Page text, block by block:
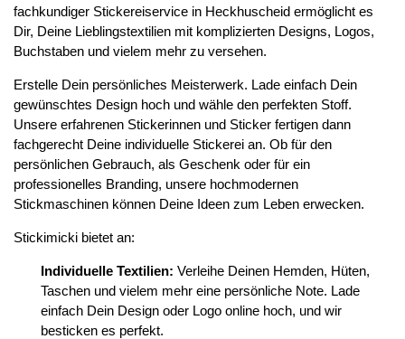
fachkundiger Stickereiservice in Heckhuscheid ermöglicht es
Dir, Deine Lieblingstextilien mit komplizierten Designs, Logos,
Buchstaben und vielem mehr zu versehen.
Erstelle Dein persönliches Meisterwerk. Lade einfach Dein
gewünschtes Design hoch und wähle den perfekten Stoff.
Unsere erfahrenen Stickerinnen und Sticker fertigen dann
fachgerecht Deine individuelle Stickerei an. Ob für den
persönlichen Gebrauch, als Geschenk oder für ein
professionelles Branding, unsere hochmodernen
Stickmaschinen können Deine Ideen zum Leben erwecken.
Stickimicki bietet an:
Individuelle Textilien: Verleihe Deinen Hemden, Hüten,
Taschen und vielem mehr eine persönliche Note. Lade
einfach Dein Design oder Logo online hoch, und wir
besticken es perfekt.